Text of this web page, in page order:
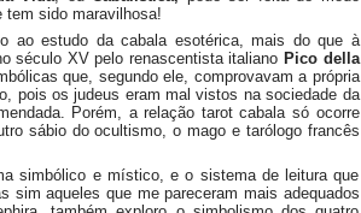
tem sido maravilhosa!
ao estudo da cabala esotérica, mais do que à
século XV pelo renascentista italiano Pico della
que, segundo ele, comprovavam a própria
pois os judeus eram mal vistos na sociedade da
Porém, a relação tarot cabala só ocorre
sábio do ocultismo, o mago e tarólogo francês
simbólico e místico, e o sistema de leitura que
sim aqueles que me pareceram mais adequados